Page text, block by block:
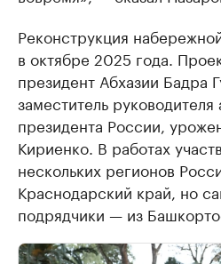
Реконструкция
в октябре 2025 года.
президент Абхазии Бадра
заместитель
президента России,
Кириенко. В работах
нескольких регионов
Краснодарский край, но
подрядчики — из